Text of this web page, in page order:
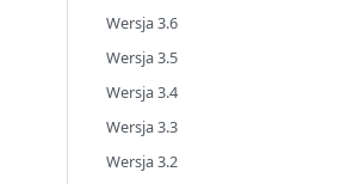
Wersja 3.6
Wersja 3.5
Wersja 3.4
Wersja 3.3
Wersja 3.2